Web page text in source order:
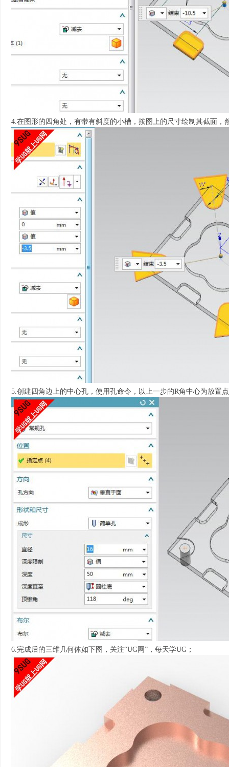
4.在图形的四角处，有带有斜度的小槽，按图上的尺寸绘制其截面，
5.创建四角边上的中心孔，使用孔命令，以上一步的R角中心为放置
6.完成后的三维几何体如下图，关注“UG网”，每天学UG；